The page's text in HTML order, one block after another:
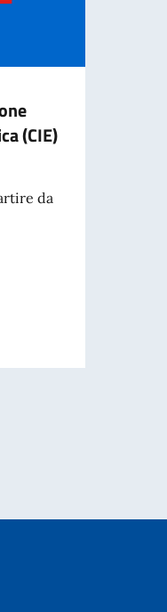
A STUDENTI STRANIERI.
(CIE)
da
Carta d'identità